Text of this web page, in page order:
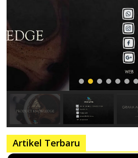
Artikel Terbaru